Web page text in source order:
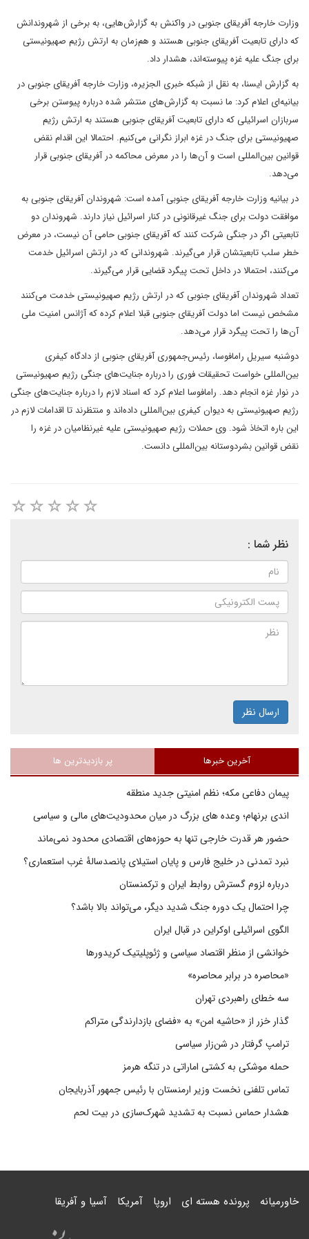
وزارت خارجه آفریقای جنوبی در واکنش به گزارش‌هایی، به برخی از شهروندانش
که دارای تابعیت آفریقای جنوبی هستند و هم‌زمان به ارتش رژیم صهیونیستی
برای جنگ علیه غزه پیوسته‌اند، هشدار داد.
به گزارش ایسنا، به نقل از شبکه خبری الجزیره، وزارت خارجه آفریقای جنوبی در
بیانیه‌ای اعلام کرد: ما نسبت به گزارش‌های منتشر شده درباره پیوستن برخی
سربازان اسرائیلی که دارای تابعیت آفریقای جنوبی هستند به ارتش رژیم
صهیونیستی برای جنگ در غزه ابراز نگرانی می‌کنیم. احتمالا این اقدام نقض
قوانین بین‌المللی است و آن‌ها را در معرض محاکمه در آفریقای جنوبی قرار
می‌دهد.
در بیانیه وزارت خارجه آفریقای جنوبی آمده است: شهروندان آفریقای جنوبی به
موافقت دولت برای جنگ غیرقانونی در کنار اسرائیل نیاز دارند. شهروندان دو
تابعیتی اگر در جنگی شرکت کنند که آفریقای جنوبی حامی آن نیست، در معرض
خطر سلب تابعیتشان قرار می‌گیرند. شهروندانی که در ارتش اسرائیل خدمت
می‌کنند، احتمالا در داخل تحت پیگرد قضایی قرار می‌گیرند.
تعداد شهروندان آفریقای جنوبی که در ارتش رژیم صهیونیستی خدمت می‌کنند
مشخص نیست اما دولت آفریقای جنوبی قبلا اعلام کرده که آژانس امنیت ملی
آن‌ها را تحت پیگرد قرار می‌دهد.
دوشنبه سیریل رامافوسا، رئیس‌جمهوری آفریقای جنوبی از دادگاه کیفری
بین‌المللی خواست تحقیقات فوری را درباره جنایت‌های جنگی رژیم صهیونیستی
در نوار غزه انجام دهد. رامافوسا اعلام کرد که اسناد لازم را درباره جنایت‌های جنگی
رژیم صهیونیستی به دیوان کیفری بین‌المللی داده‌اند و منتظرند تا اقدامات لازم در
این باره اتخاذ شود. وی حملات رژیم صهیونیستی علیه غیرنظامیان در غزه را
نقض قوانین بشردوستانه بین‌المللی دانست.
نظر شما :
ارسال نظر
آخرین خبرها پر بازدیدترین ها
پیمان دفاعی مکه؛ نظم امنیتی جدید منطقه
اندی برنهام؛ وعده های بزرگ در میان محدودیت‌های مالی و سیاسی
حضور هر قدرت خارجی تنها به حوزه‌های اقتصادی محدود نمی‌ماند
نبرد تمدنی در خلیج فارس و پایان استیلای پانصدسالۀ غرب استعماری؟
درباره لزوم گسترش روابط ایران و ترکمنستان
چرا احتمال یک دوره جنگ شدید دیگر، می‌تواند بالا باشد؟
الگوی اسرائیلی اوکراین در قبال ایران
خوانشی از منظر اقتصاد سیاسی و ژئوپلیتیک کریدورها
«محاصره در برابر محاصره»
سه خطای راهبردی تهران
گذار خزر از «حاشیه امن» به «فضای بازدارندگی متراکم
ترامپ گرفتار در شن‌زار سیاسی
حمله موشکی به کشتی اماراتی در تنگه هرمز
تماس تلفنی نخست وزیر ارمنستان با رئیس جمهور آذربایجان
هشدار حماس نسبت به تشدید شهرک‌سازی در بیت‌ لحم
خاورمیانه پرونده هسته ای اروپا آمریکا آسیا و آفریقا